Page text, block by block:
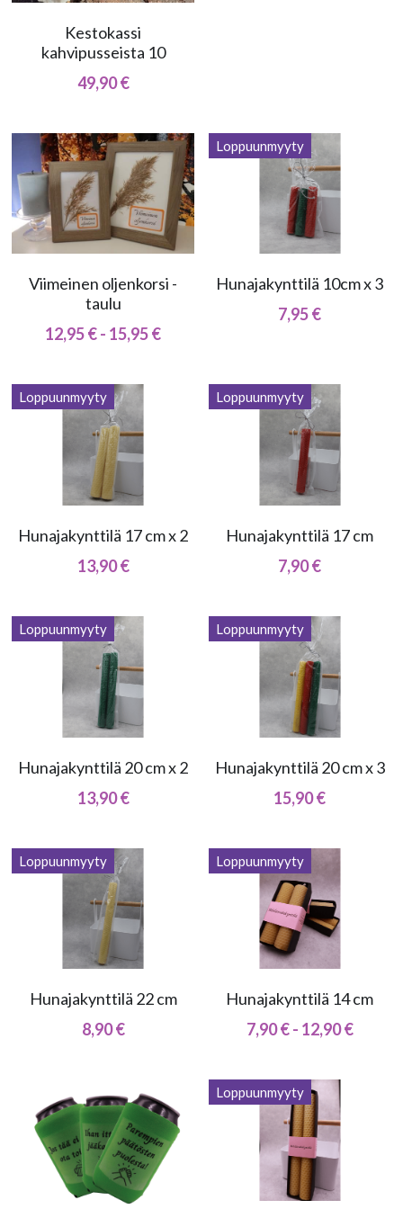
Kahvikorit
Sytykesipsit
Suosituimmat tuotteet
Kaikki tuotteet
Uudet tuotteet
Kestokassi
kahvipusseista 10
49,90 €
Viimeinen oljenkorsi -
taulu
12,95 € - 15,95 €
Loppuunmyyty
Hunajakynttilä 10cm x 3
7,95 €
Loppuunmyyty
Hunajakynttilä 17 cm x 2
13,90 €
Loppuunmyyty
Hunajakynttilä 17 cm
7,90 €
Loppuunmyyty
Hunajakynttilä 20 cm x 2
13,90 €
Loppuunmyyty
Hunajakynttilä 20 cm x 3
15,90 €
Loppuunmyyty
Hunajakynttilä 22 cm
8,90 €
Loppuunmyyty
Hunajakynttilä 14 cm
7,90 € - 12,90 €
Loppuunmyyty